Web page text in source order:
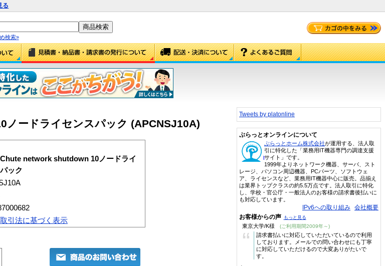
る
検索»
ードライセンスパック (APCNSJ10A)
network shutdown 10ノードライ
ック
引法に基づく表示
Tweets by platonline
ぷらっとオンラインについて
ぷらっとホーム株式会社が運用する、法人取
引に特化した「業務用IT機器専門の調達支援
サイト」です。
1999年よりネットワーク機器、サーバ、スト
レージ、パソコン周辺機器、PCパーツ、ソフトウェ
ア、ライセンスなど、業務用IT機器中心に販売。品揃え
は業界トップクラスの約5.5万点です。法人取引に特化
し、学校・官公庁・一般法人のお客様の請求書後払いに
も対応しています。
IPv6への取り組み 会社概要
お客様からの声 もっと見る
東京大学/K様 (ご利用期間2009年～)
“
請求書払いに対応していただいているので利用
しております。メールでの問い合わせにも丁寧
に対応していただけるので大変ありがたいで
す。